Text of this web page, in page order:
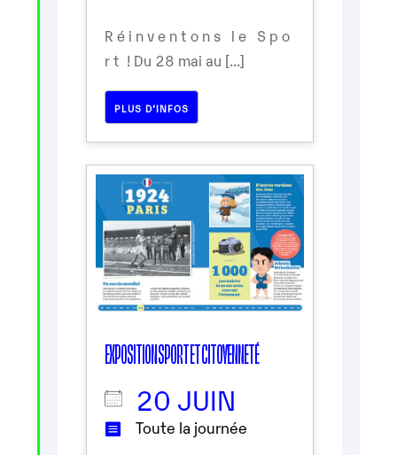
R é i n v e n t o n s l e S p o
r t ! Du 28 mai au [...]
PLUS D’INFOS
EXPOSITION SPORT ET CITOYENNETÉ
20 JUIN
Toute la journée